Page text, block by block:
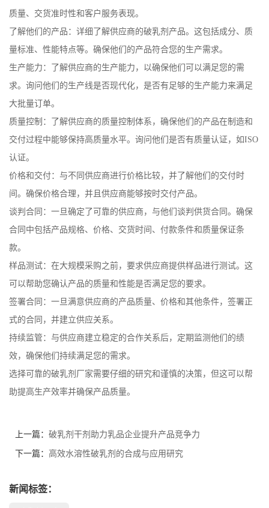
质量、交货准时性和客户服务表现。
了解他们的产品：详细了解供应商的破乳剂产品。这包括成分、质
量标准、性能特点等。确保他们的产品符合您的生产需求。
生产能力：了解供应商的生产能力，以确保他们可以满足您的需
求。询问他们的生产线是否现代化，是否有足够的生产能力来满足
大批量订单。
质量控制：了解供应商的质量控制体系，确保他们的产品在制造和
交付过程中能够保持高质量水平。询问他们是否有质量认证，如ISO
认证。
价格和交付：与不同供应商进行价格比较，并了解他们的交付时
间。确保价格合理，并且供应商能够按时交付产品。
谈判合同：一旦确定了可靠的供应商，与他们谈判供货合同。确保
合同中包括产品规格、价格、交货时间、付款条件和质量保证条
款。
样品测试：在大规模采购之前，要求供应商提供样品进行测试。这
可以帮助您确认产品的质量和性能是否满足您的要求。
签署合同：一旦满意供应商的产品质量、价格和其他条件，签署正
式的合同，并建立供应关系。
持续监管：与供应商建立稳定的合作关系后，定期监测他们的绩
效，确保他们持续满足您的需求。
选择可靠的破乳剂厂家需要仔细的研究和谨慎的决策，但这可以帮
助提高生产效率并确保产品质量。
上一篇： 破乳剂干剂助力乳品企业提升产品竞争力
下一篇： 高效水溶性破乳剂的合成与应用研究
新闻标签：